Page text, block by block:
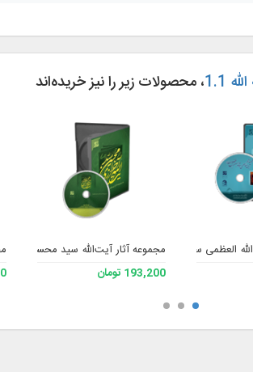
1.1 ، محصولات زیر را نیز خریده‌اند
بیرجندی
العظمی سید محمدحسین فضل‌الله قدّس سرّه
مجموعه آثار آیت‌الله سید محسن
193,200 تومان